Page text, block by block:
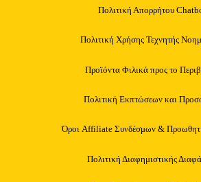
Πολιτική Απορρήτου
Πολιτική Χρήσης Τεχνητής
Προϊόντα Φιλικά προς το
Πολιτική Εκπτώσεων και
Όροι Affiliate Συνδέσμων &
Πολιτική Διαφημιστικής